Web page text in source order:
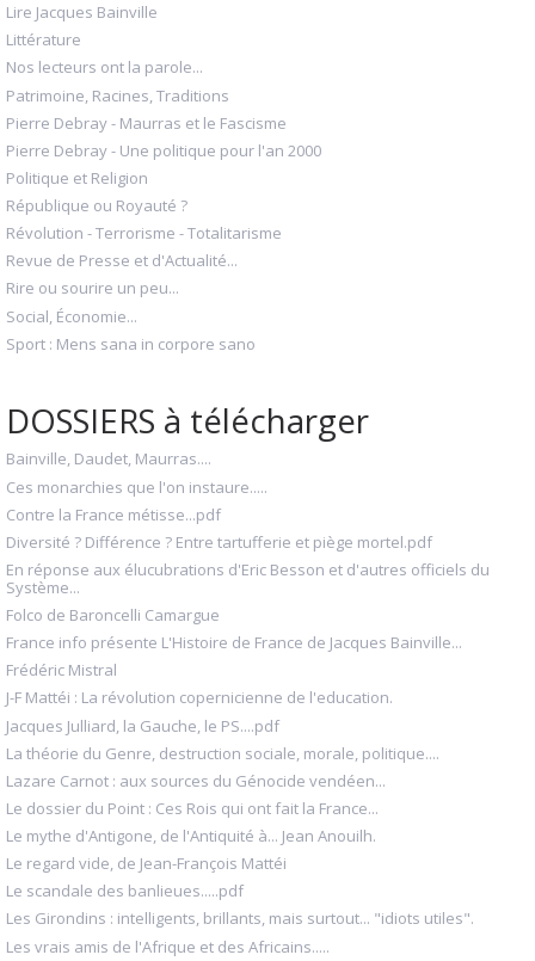
Lire Jacques Bainville
Littérature
Nos lecteurs ont la parole...
Patrimoine, Racines, Traditions
Pierre Debray - Maurras et le Fascisme
Pierre Debray - Une politique pour l'an 2000
Politique et Religion
République ou Royauté ?
Révolution - Terrorisme - Totalitarisme
Revue de Presse et d'Actualité...
Rire ou sourire un peu...
Social, Économie...
Sport : Mens sana in corpore sano
DOSSIERS à télécharger
Bainville, Daudet, Maurras....
Ces monarchies que l'on instaure.....
Contre la France métisse...pdf
Diversité ? Différence ? Entre tartufferie et piège mortel.pdf
En réponse aux élucubrations d'Eric Besson et d'autres officiels du
Système...
Folco de Baroncelli Camargue
France info présente L'Histoire de France de Jacques Bainville...
Frédéric Mistral
J-F Mattéi : La révolution copernicienne de l'education.
Jacques Julliard, la Gauche, le PS....pdf
La théorie du Genre, destruction sociale, morale, politique....
Lazare Carnot : aux sources du Génocide vendéen...
Le dossier du Point : Ces Rois qui ont fait la France...
Le mythe d'Antigone, de l'Antiquité à... Jean Anouilh.
Le regard vide, de Jean-François Mattéi
Le scandale des banlieues.....pdf
Les Girondins : intelligents, brillants, mais surtout... "idiots utiles".
Les vrais amis de l'Afrique et des Africains.....